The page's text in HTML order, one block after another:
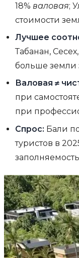
18% валовая;
стоимости
Лучшее
Табанан,
больше земли
Валовая ≠
при
при
Спрос: Бали
туристов в